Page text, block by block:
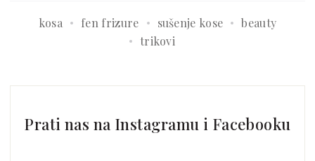
kosa fen frizure sušenje kose
beauty
trikovi
Prati nas na Instagramu i Facebooku